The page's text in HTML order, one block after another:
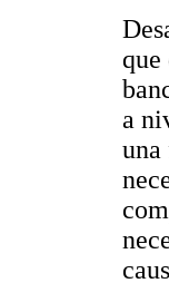
que
a
una